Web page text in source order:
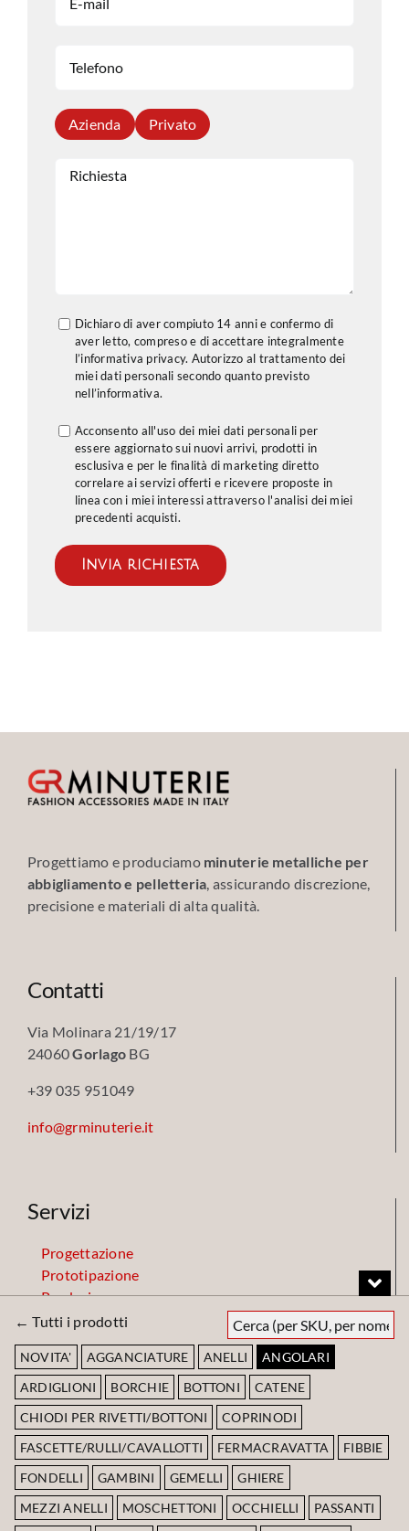
← Tutti i prodotti
NOVITA' AGGANCIATURE ANELLI
ANGOLARI
ARDIGLIONI
BORCHIE BOTTONI
CATENE
CHIODI PER RIVETTI/BOTTONI
COPRINODI
FASCETTE/RULLI/CAVALLOTTI
FERMACRAVATTA
FIBBIE
FONDELLI
GAMBINI GEMELLI
GHIERE
MEZZI ANELLI
MOSCHETTONI OCCHIELLI
PASSANTI
Azienda Privato
Dichiaro di aver compiuto 14 anni e confermo di
aver letto, compreso e di accettare integralmente
l’informativa privacy. Autorizzo al trattamento dei
miei dati personali secondo quanto previsto
nell’informativa.
Acconsento all'uso dei miei dati personali per
essere aggiornato sui nuovi arrivi, prodotti in
esclusiva e per le finalità di marketing diretto
correlare ai servizi offerti e ricevere proposte in
linea con i miei interessi attraverso l'analisi dei miei
precedenti acquisti.
Progettiamo e produciamo minuterie metalliche per
abbigliamento e pelletteria , assicurando discrezione,
precisione e materiali di alta qualità.
Contatti
Via Molinara 21/19/17
24060Gorlago BG
+39 035 951049
info@grminuterie.it
Servizi
Progettazione
Prototipazione
Produzione
Finiture
Codice Etico
Scarica Codice Etico